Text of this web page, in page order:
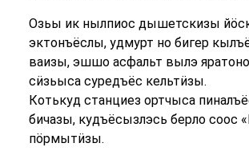
Озьы ик нылпиос дышетскизы
эктонъёслы, удмурт но бигер
ваизы, эшшо асфальт вылэ
сӥзьыса суредъёс кельтӥзы.
Котькуд станциез ортчыса
бичазы, кудъёсызлэсь берло соос
пӧрмытӥзы.